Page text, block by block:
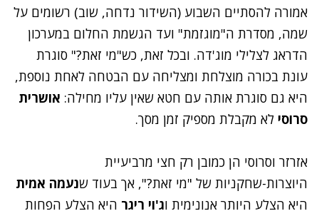
אמורה להסתיים השבוע (השידור נדחה, שוב) רשומים על
שמה, מסדרת ה"מוגזמת" ועד הגשמת החלום במערכון
הדראג לצלילי מוג'דה. ובכל זאת, כש"מי זאת?" סוגרת
עונת בכורה מוצלחת ומצליחה עם הבטחה לאחת נוספת,
היא גם סוגרת אותה עם חטא שאין עליו מחילה: אושרית
סרוסי לא מקבלת מספיק זמן מסך.
אזרזר וסרוסי הן כמובן רק חצי מרביעיית
היוצרות-שחקניות של "מי זאת?", אך בעוד שנעמה אמית
היא הצלע היותר אנונימית וג'וי ריגר היא הצלע הפחות